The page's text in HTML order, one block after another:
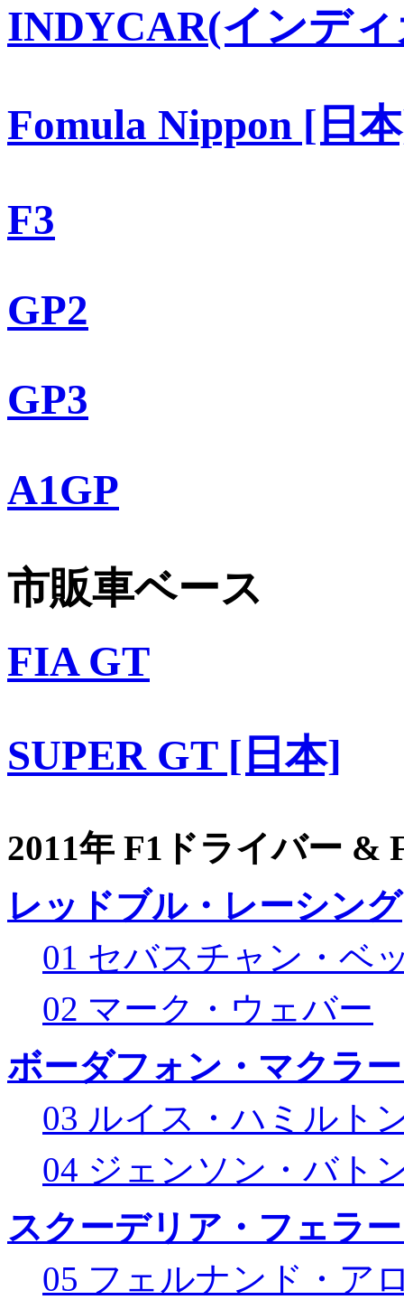
INDYCAR(インデ
Fomula Nippon [日
F3
GP2
GP3
A1GP
市販車ベース
FIA GT
SUPER GT [日本]
2011年 F1ドライバー &
レッドブル・レーシング
01 セバスチャン・ベ
02 マーク・ウェバー
ボーダフォン・マクラ
03 ルイス・ハミルト
04 ジェンソン・バト
スクーデリア・フェラ
05 フェルナンド・ア